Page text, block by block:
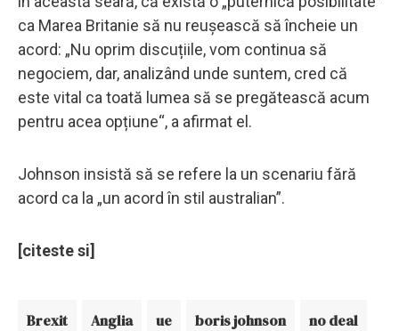
ca Marea Britanie să nu reușească să încheie un
acord: „Nu oprim discuțiile, vom continua să
negociem, dar, analizând unde suntem, cred că
este vital ca toată lumea să se pregătească acum
pentru acea opțiune“, a afirmat el.
Johnson insistă să se refere la un scenariu fără
acord ca la „un acord în stil australian”.
[citeste si]
Brexit Anglia ue boris johnson no deal